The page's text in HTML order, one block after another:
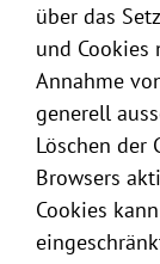
über das
und
Annahme
generell
Löschen der
Browsers
Cookies